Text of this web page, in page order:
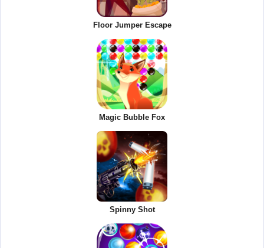
Floor Jumper Escape
Magic Bubble Fox
Spinny Shot